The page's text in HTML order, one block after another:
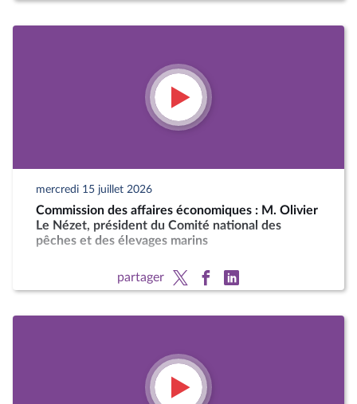
mercredi 15 juillet 2026
Commission des affaires économiques : M. Olivier
Le Nézet, président du Comité national des
pêches et des élevages marins
partager